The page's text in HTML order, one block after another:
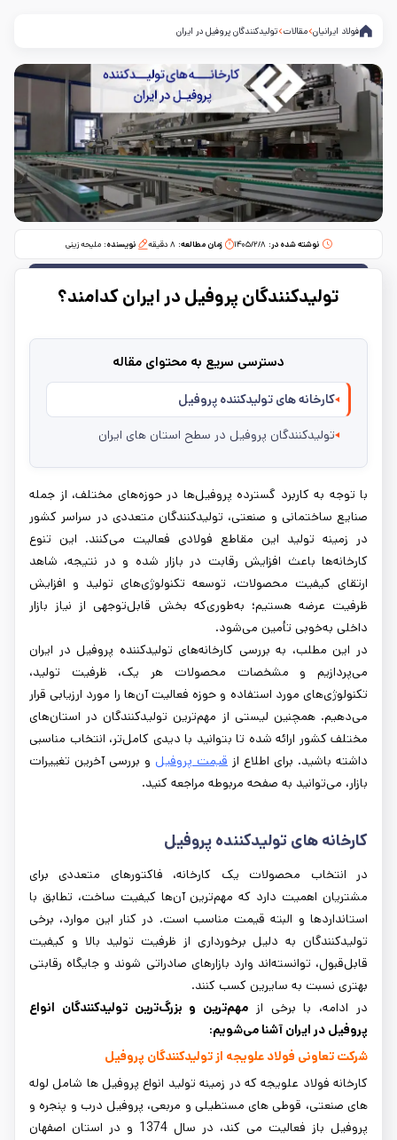
فولاد ایرانیان مقالات تولیدکنندگان پروفیل در ایران
نوشته شده در: ۱۴۰۵/۲/۸ زمان مطالعه:‌ ۸ دقیقه نویسنده: ملیحه زینی
تولیدکنندگان پروفیل در ایران کدامند؟
دسترسی سریع به محتوای مقاله
کارخانه های تولیدکننده پروفیل
تولیدکنندگان پروفیل در سطح استان های ایران
با توجه به کاربرد گسترده پروفیل‌ها در حوزه‌های مختلف، از جمله
صنایع ساختمانی و صنعتی، تولیدکنندگان متعددی در سراسر کشور
در زمینه تولید این مقاطع فولادی فعالیت می‌کنند. این تنوع
کارخانه‌ها باعث افزایش رقابت در بازار شده و در نتیجه، شاهد
ارتقای کیفیت محصولات، توسعه تکنولوژی‌های تولید و افزایش
ظرفیت عرضه هستیم؛ به‌طوری‌که بخش قابل‌توجهی از نیاز بازار
داخلی به‌خوبی تأمین می‌شود.
در این مطلب، به بررسی کارخانه‌های تولیدکننده پروفیل در ایران
می‌پردازیم و مشخصات محصولات هر یک، ظرفیت تولید،
تکنولوژی‌های مورد استفاده و حوزه فعالیت آن‌ها را مورد ارزیابی قرار
می‌دهیم. همچنین لیستی از مهم‌ترین تولیدکنندگان در استان‌های
مختلف کشور ارائه شده تا بتوانید با دیدی کامل‌تر، انتخاب مناسبی
داشته باشید. برای اطلاع از قیمت پروفیل و بررسی آخرین تغییرات
بازار، می‌توانید به صفحه مربوطه مراجعه کنید.
کارخانه های تولیدکننده پروفیل
در انتخاب محصولات یک کارخانه، فاکتورهای متعددی برای
مشتریان اهمیت دارد که مهم‌ترین آن‌ها کیفیت ساخت، تطابق با
استانداردها و البته قیمت مناسب است. در کنار این موارد، برخی
تولیدکنندگان به دلیل برخورداری از ظرفیت تولید بالا و کیفیت
قابل‌قبول، توانسته‌اند وارد بازارهای صادراتی شوند و جایگاه رقابتی
بهتری نسبت به سایرین کسب کنند.
در ادامه، با برخی از مهم‌ترین و بزرگ‌ترین تولیدکنندگان انواع
پروفیل در ایران آشنا می‌شویم:
شرکت تعاونی فولاد علویجه از تولیدکنندگان پروفیل
کارخانه فولاد علویجه که در زمینه تولید انواع پروفیل ها شامل لوله
های صنعتی، قوطی های مستطیلی و مربعی، پروفیل درب و پنجره و
پروفیل باز فعالیت می کند، در سال 1374 و در استان اصفهان